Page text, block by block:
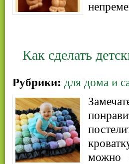
Как сделать
Рубрики: для дома и
можно